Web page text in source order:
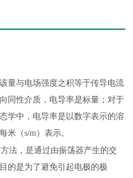
量与电场强度之积等于传导电流
同性介质，电导率是标量；对于
学中，电导率是以数字表示的溶
米（s/m）表示。
法，是通过由振荡器产生的交
的是为了避免引起电极的极